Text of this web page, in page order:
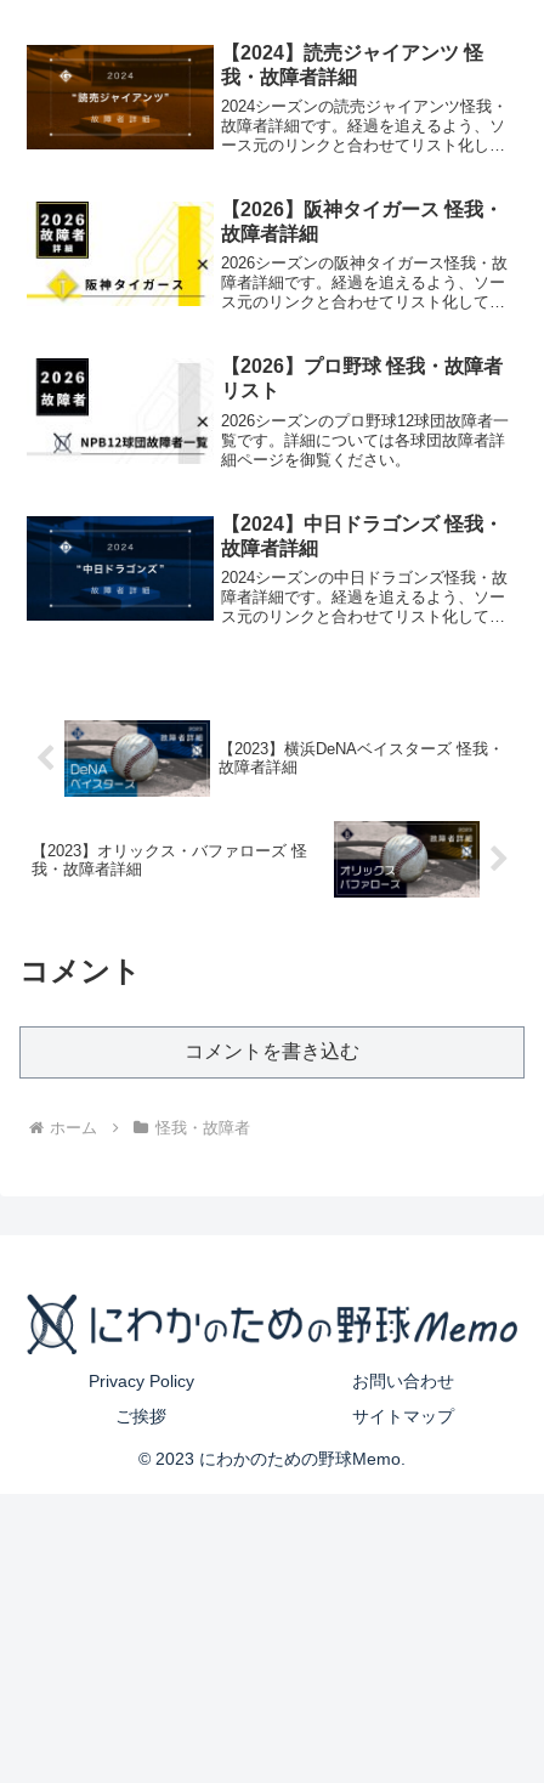
【2024】読売ジャイアンツ 怪
我・故障者詳細
2024シーズンの読売ジャイアンツ怪我・
故障者詳細です。経過を追えるよう、ソ
ース元のリンクと合わせてリスト化して
【2026】阪神タイガース 怪我・
故障者詳細
2026シーズンの阪神タイガース怪我・故
障者詳細です。経過を追えるよう、ソー
ス元のリンクと合わせてリスト化してい
【2026】プロ野球 怪我・故障者
リスト
2026シーズンのプロ野球12球団故障者一
覧です。詳細については各球団故障者詳
細ページを御覧ください。
【2024】中日ドラゴンズ 怪我・
故障者詳細
2024シーズンの中日ドラゴンズ怪我・故
障者詳細です。経過を追えるよう、ソー
ス元のリンクと合わせてリスト化してい
【2023】横浜DeNAベイスターズ 怪我・
故障者詳細
【2023】オリックス・バファローズ 怪
我・故障者詳細
コメント
コメントを書き込む
ホーム 怪我・故障者
Privacy Policy
お問い合わせ
ご挨拶
サイトマップ
© 2023 にわかのための野球Memo.